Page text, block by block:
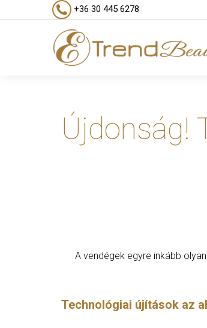
+36 30 445 6278
Újdonság!
A vendégek egyre inkább
Technológiai újítások az